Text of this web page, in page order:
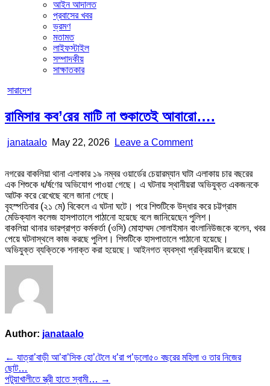
আইন আদালত
প্রবাসের খবর
ভ্রমণ
মতামত
লাইফস্টাইল
সম্পাদকীয়
সাক্ষাতকার
Posted
সারাদেশ
রামিসার কব’রের মাটি না শুকাতেই আবারো….
Author:
janataalo Published
May 22, 2026 Leave a Commenton
মাটি
না
আবারো….
নগরের বাকলিয়া থানা এলাকার ১৯ নম্বর ওয়ার্ডের চেয়ারম্যান ঘাটা এলাকায় চার বছরের
এক শিশুকে ধ/র্ষণের অভিযোগ পাওয়া গেছে। এ ঘটনায় স্থানীয়রা অভিযুক্ত একজনকে
আটক করে রেখেছে বলে জানা গেছে।
বৃহস্পতিবার (২১ মে) বিকেলে এ ঘটনা ঘটে। পরে শিশুটিকে উদ্ধার করে চট্টগ্রাম
মেডিক্যাল কলেজ হাসপাতালে পাঠানো হয়েছে বলে জানিয়েছেন পুলিশ।
বাকলিয়া থানার ভারপ্রাপ্ত কর্মকর্তা (ওসি) মোহাম্মদ সোলাইমান বাংলানিউজকে বলেন, খবর
পেয়ে ঘটনাস্থলে কাজ করছে পুলিশ। শিশুটিকে হাসপাতালে পাঠানো হয়েছে।
অভিযুক্ত ব্যক্তিকে শনাক্ত করা হয়েছে। আইনগত ব্যবস্থা প্রক্রিয়াধীন রয়েছে।
Author: janataalo
Post
navigation
← যাত্রা’বাড়ী আ’বা’সিক হো’টেলে ধ’রা প’ড়লো৫০ বছরের মহিলা ও তার নিজের
ছোট…
পটুয়াখালীতে স্ত্রী হাতে স্বামী… →